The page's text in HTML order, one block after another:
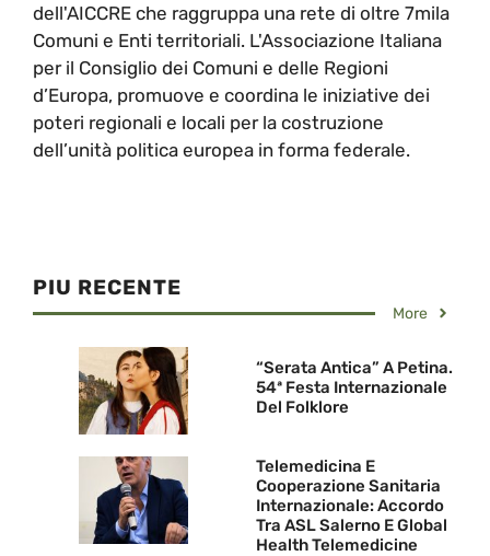
dell'AICCRE che raggruppa una rete di oltre 7mila
Comuni e Enti territoriali. L'Associazione Italiana
per il Consiglio dei Comuni e delle Regioni
d’Europa, promuove e coordina le iniziative dei
poteri regionali e locali per la costruzione
dell’unità politica europea in forma federale.
PIU RECENTE
More
“Serata Antica” A Petina.
54ª Festa Internazionale
Del Folklore
Telemedicina E
Cooperazione Sanitaria
Internazionale: Accordo
Tra ASL Salerno E Global
Health Telemedicine